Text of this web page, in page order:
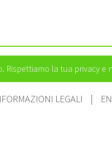
Rispettiamo la tua privacy e
LEGALI |